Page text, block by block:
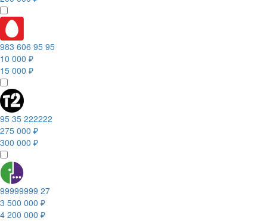
983 606 95 95
10 000 ₽
15 000 ₽
95 35 222222
275 000 ₽
300 000 ₽
99999999 27
3 500 000 ₽
4 200 000 ₽